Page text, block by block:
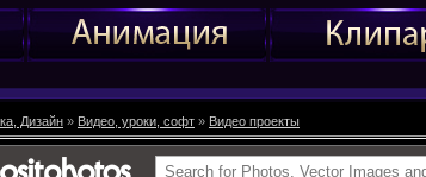
Дизайн » Видео, уроки, софт » Видео проекты